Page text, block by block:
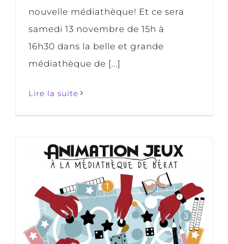
nouvelle médiathèque! Et ce sera
samedi 13 novembre de 15h à
16h30 dans la belle et grande
médiathèque de [...]
Lire la suite